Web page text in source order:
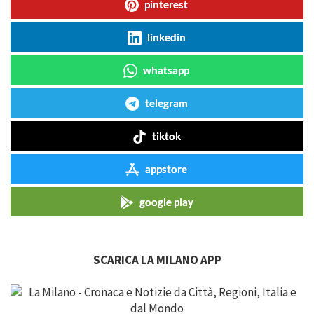
pinterest
linkedin
whatsapp
telegram
tiktok
appstore
google play
SCARICA LA MILANO APP